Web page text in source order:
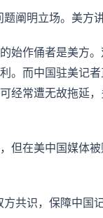
阐明立场。美方
始作俑者是美方
。而中国驻美记
经常遭无故拖延
但在美中国媒体
共识，保障中国